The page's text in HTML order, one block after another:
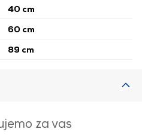
40 cm
60 cm
89 cm
za vas